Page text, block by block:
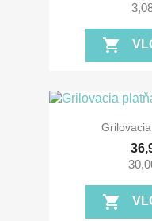
shopping_cart
shopping_cart